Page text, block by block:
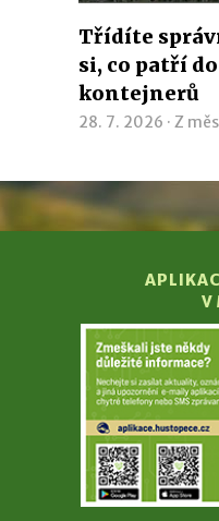
Třídíte
si, co patří
kontejnerů
28. 7. 2026 · Z
V